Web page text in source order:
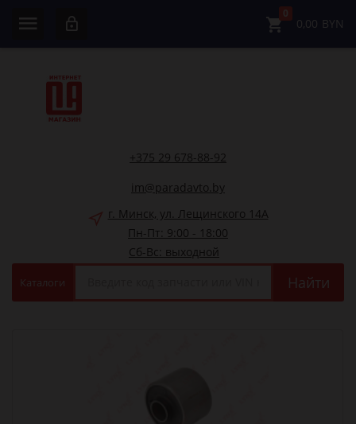
0
0,00 BYN
+375 29 678-88-92
im@paradavto.by
г. Минск, ул. Лещинского 14А
Пн-Пт: 9:00 - 18:00
Сб-Вс: выходной
Каталоги Найти